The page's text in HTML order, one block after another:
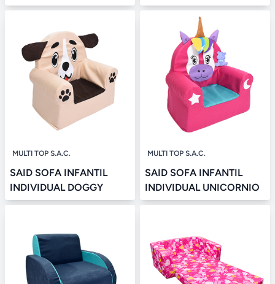
MULTI TOP S.A.C.
SAID SOFA INFANTIL
INDIVIDUAL DOGGY
MULTI TOP S.A.C.
SAID SOFA INFANTIL
INDIVIDUAL UNICORNIO